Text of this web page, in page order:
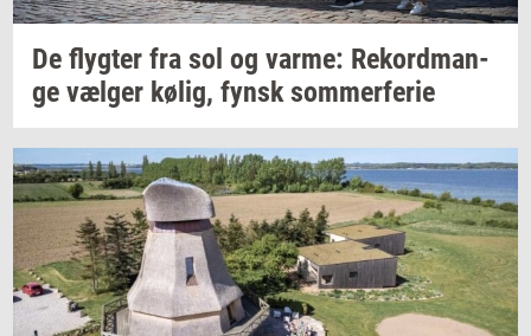
De flyg­ter fra sol og varme: Re­kord­man­
ge væl­ger kølig, fynsksom­mer­fe­rie